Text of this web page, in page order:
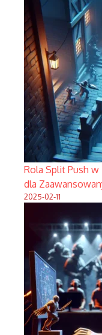
Rola Split Push
dla
2025-02-11